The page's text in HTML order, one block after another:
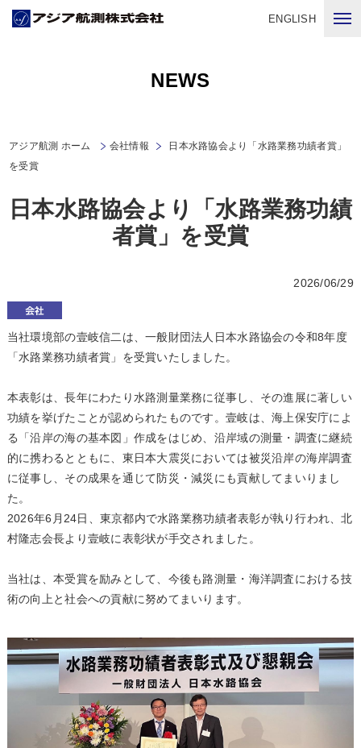
ENGLISH
NEWS
アジア航測 ホーム 会社情報
日本水路協会より「水路業務功績者賞」
を受賞
日本水路協会より「水路業務功績
者賞」を受賞
2026/06/29
当社環境部の壹岐信二は、一般財団法人日本水路協会の令和8年度
「水路業務功績者賞」を受賞いたしました。
本表彰は、長年にわたり水路測量業務に従事し、その進展に著しい
功績を挙げたことが認められたものです。壹岐は、海上保安庁によ
る「沿岸の海の基本図」作成をはじめ、沿岸域の測量・調査に継続
的に携わるとともに、東日本大震災においては被災沿岸の海岸調査
に従事し、その成果を通じて防災・減災にも貢献してまいりまし
た。
2026年6月24日、東京都内で水路業務功績者表彰が執り行われ、北
村隆志会長より壹岐に表彰状が手交されました。
当社は、本受賞を励みとして、今後も路測量・海洋調査における技
術の向上と社会への貢献に努めてまいります。